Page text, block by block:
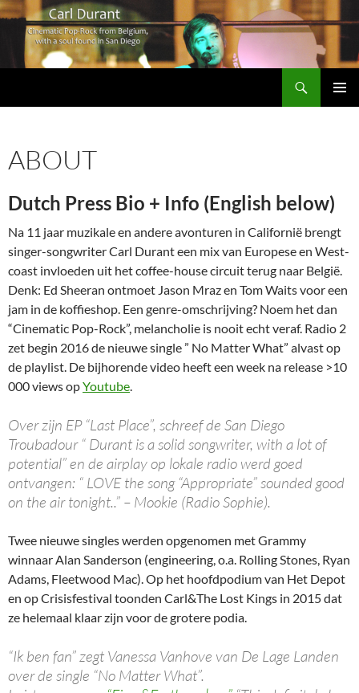
ABOUT
Dutch Press Bio + Info (English below)
Na 11 jaar muzikale en andere avonturen in Californië brengt
singer-songwriter Carl Durant een mix van Europese en West-
coast invloeden uit het coffee-house circuit terug naar België.
Denk: Ed Sheeran ontmoet Jason Mraz en Tom Waits voor een
jam in de koffieshop. Een genre-omschrijving? Noem het dan
“Cinematic Pop-Rock”, melancholie is nooit echt veraf. Radio 2
zet begin 2016 de nieuwe single ” No Matter What” alvast op
de playlist. De bijhorende video heeft een week na release >10
000 views opYoutube
Over zijn EP “Last Place”, schreef de San Diego
Troubadour “ Durant is a solid songwriter, with a lot of
potential” en de airplay op lokale radio werd goed
ontvangen: “ LOVE the song “Appropriate” sounded good
on the air tonight..” – Mookie (Radio Sophie).
Twee nieuwe singles werden opgenomen met Grammy
winnaar Alan Sanderson (engineering, o.a. Rolling Stones, Ryan
Adams, Fleetwood Mac). Op het hoofdpodium van Het Depot
en op Crisisfestival toonden Carl&The Lost Kings in 2015 dat
ze helemaal klaar zijn voor de grotere podia.
“Ik ben fan” zegt Vanessa Vanhove van De Lage Landen
over de single “No Matter What”.